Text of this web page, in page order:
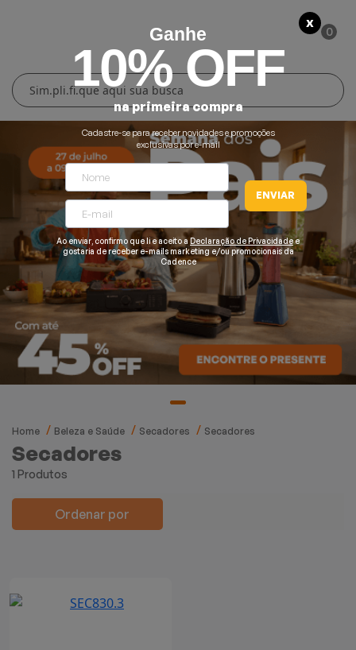
0
Home Beleza e Saúde Secadores Secadores
Secadores
1 Produtos
Ordenar por
X
Ganhe
10% OFF
na primeira compra
Cadastre-se para receber novidades e promoções
exclusivas por e-mail
ENVIAR
Ao enviar, confirmo que li e aceito a Declaração de Privacidadee
gostaria de receber e-mails marketing e/ou promocionais da
Cadence
Cozinha
Blenders
Liquidificadores
Grills e Sanduicheiras
Chaleiras Elétricas
Cafeteiras
Fritadeiras
Mixers
Máquina de Waffle
Lar
Ferros e Passadeiras
Conforto Térmico
Aquecedores
Climatizadores
Ventiladores
Cuidados Pessoais
Escovas Secadoras
Secadores
Cortadores de Cabelo
Pranchas